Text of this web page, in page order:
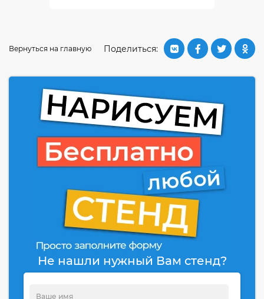
Поделиться:
Вернуться на главную
Не нашли нужный Вам стенд?